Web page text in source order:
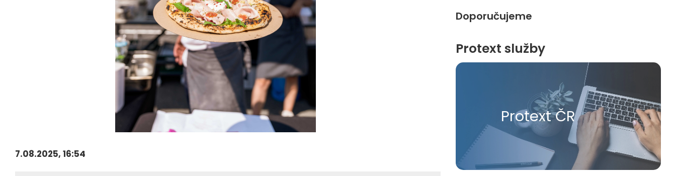
7.08.2025, 16:54
Doporučujeme
Protext služby
Protext ČR